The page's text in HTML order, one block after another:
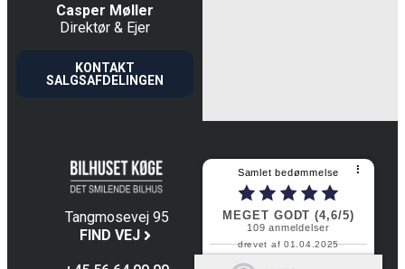
Casper Møller
Direktør & Ejer
KONTAKT
SALGSAFDELINGEN
Tangmosevej 95
4600 Køge
FIND VEJ
Samlet bedømmelse ⠇
MEGET GODT (4,6/5)
109anmeldelser
drevet af 01.04.2025